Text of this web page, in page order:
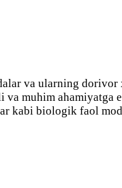
va ularning
muhim
kabi biologik faol